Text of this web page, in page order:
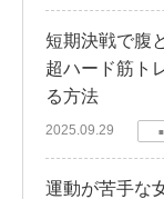
短期決戦で腹
超ハード筋ト
る方法
2025.09.29
運動が苦手な